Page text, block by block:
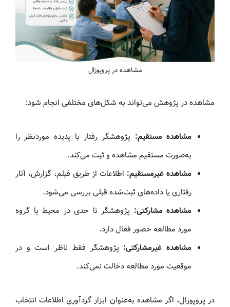
مشاهده در پروپوزال
مشاهده در پژوهش می‌تواند به شکل‌های مختلفی انجام شود:
مشاهده مستقیم: پژوهشگر رفتار یا پدیده موردنظر را
به‌صورت مستقیم مشاهده و ثبت می‌کند.
مشاهده غیرمستقیم: اطلاعات از طریق فیلم، گزارش، آثار
رفتاری یا داده‌های ثبت‌شده قبلی بررسی می‌شود.
مشاهده مشارکتی: پژوهشگر تا حدی در محیط یا گروه
مورد مطالعه حضور فعال دارد.
مشاهده غیرمشارکتی: پژوهشگر فقط ناظر است و در
موقعیت مورد مطالعه دخالت نمی‌کند.
در پروپوزال، اگر مشاهده به‌عنوان ابزار گردآوری اطلاعات انتخاب